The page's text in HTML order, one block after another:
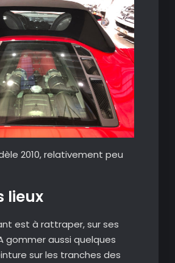
2010, relativement peu
lieux
est à rattraper, sur ses
gommer aussi quelques
sur les tranches des